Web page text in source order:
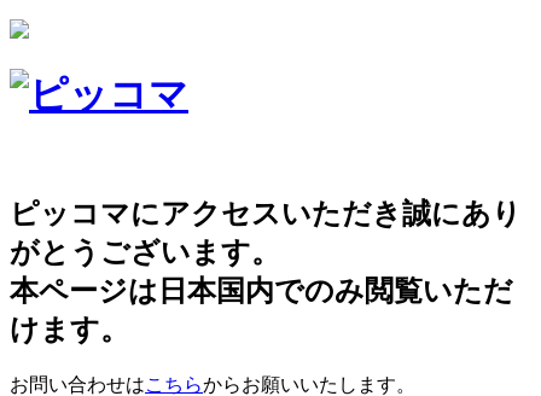
ピッコマにアクセスいただき誠にあり
がとうございます。
本ページは日本国内でのみ閲覧いただ
けます。
お問い合わせはこちらからお願いいたします。